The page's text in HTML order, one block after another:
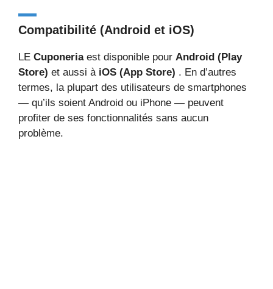
Compatibilité (Android et iOS)
LE Cuponeriaest disponible pour Android (Play
Store) et aussi à iOS (App Store) . En d’autres
termes, la plupart des utilisateurs de smartphones
— qu’ils soient Android ou iPhone — peuvent
profiter de ses fonctionnalités sans aucun
problème.